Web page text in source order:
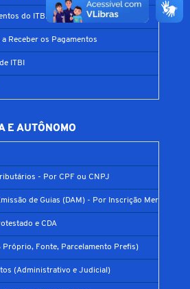
do ITBI
Receber os Pagamentos
ITBI
E AUTÔNOMO
- Por CPF ou CNPJ
de Guias (DAM) - Por Inscrição Mercantil
e CDA
Próprio, Fonte, Parcelamento Prefis)
(Administrativo e Judicial)